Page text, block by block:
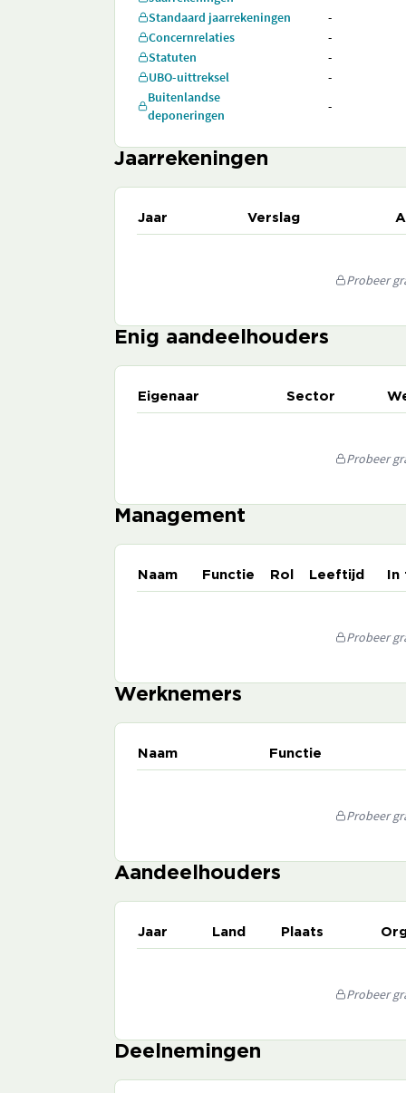
Standaard jaarrekeningen
-
Concernrelaties
-
Statuten
-
UBO-uittreksel
-
Buitenlandse
deponeringen
-
Jaarrekeningen
Jaar Verslag
Probeer
Enig aandeelhouders
Eigenaar Sector
Probeer
Management
Naam Functie Rol Leeftijd
Probeer
Werknemers
Naam Functie
Probeer
Aandeelhouders
Jaar Land Plaats
Probeer
Deelnemingen